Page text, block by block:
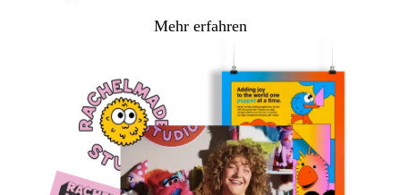
Mehr erfahren